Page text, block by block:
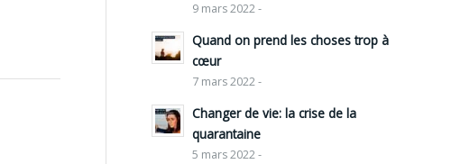
9 mars 2022 -
Quand on prend les choses trop à
cœur
7 mars 2022 -
Changer de vie: la crise de la
quarantaine
5 mars 2022 -